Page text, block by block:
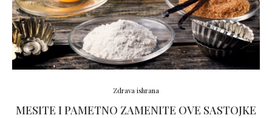
Zdrava ishrana
MESITE I PAMETNO ZAMENITE OVE SASTOJKE